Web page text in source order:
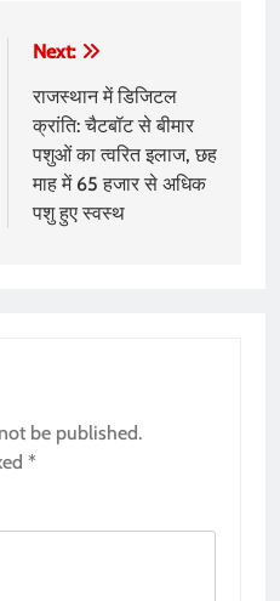
Next:
राजस्थान में डिजिटल
क्रांति: चैटबॉट से बीमार
पशुओं का त्वरित इलाज, छह
माह में 65 हजार से अधिक
पशु हुए स्वस्थ
be published.
*